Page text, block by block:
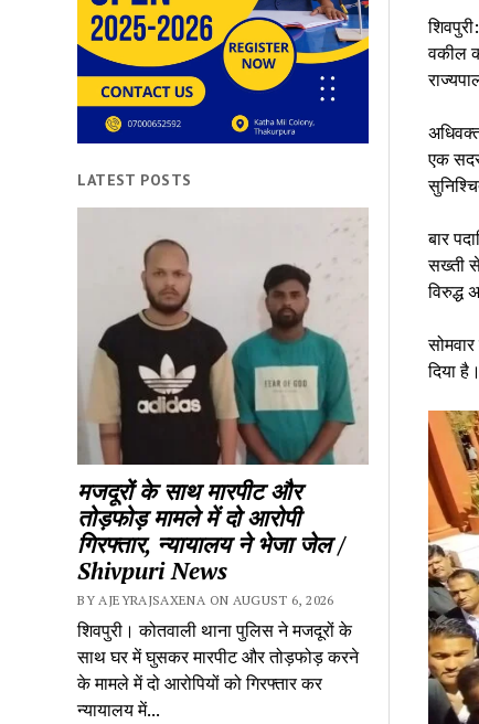
LATEST POSTS
मजदूरों के साथ मारपीट और
तोड़फोड़ मामले में दो आरोपी
गिरफ्तार, न्यायालय ने भेजा जेल /
Shivpuri News
BY AJEYRAJSAXENA ON AUGUST 6, 2026
शिवपुरी। कोतवाली थाना पुलिस ने मजदूरों के
साथ घर में घुसकर मारपीट और तोड़फोड़ करने
के मामले में दो आरोपियों को गिरफ्तार कर
न्यायालय में...
वकील
एक
बार
सख्ती
विरुद्ध
दिया